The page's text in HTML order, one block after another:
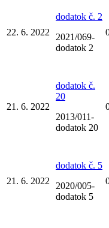
22. 6. 2022
dodatok č. 2
2021/069-
dodatok 2
21. 6. 2022
dodatok č.
20
2013/011-
dodatok 20
21. 6. 2022
dodatok č. 5
2020/005-
dodatok 5